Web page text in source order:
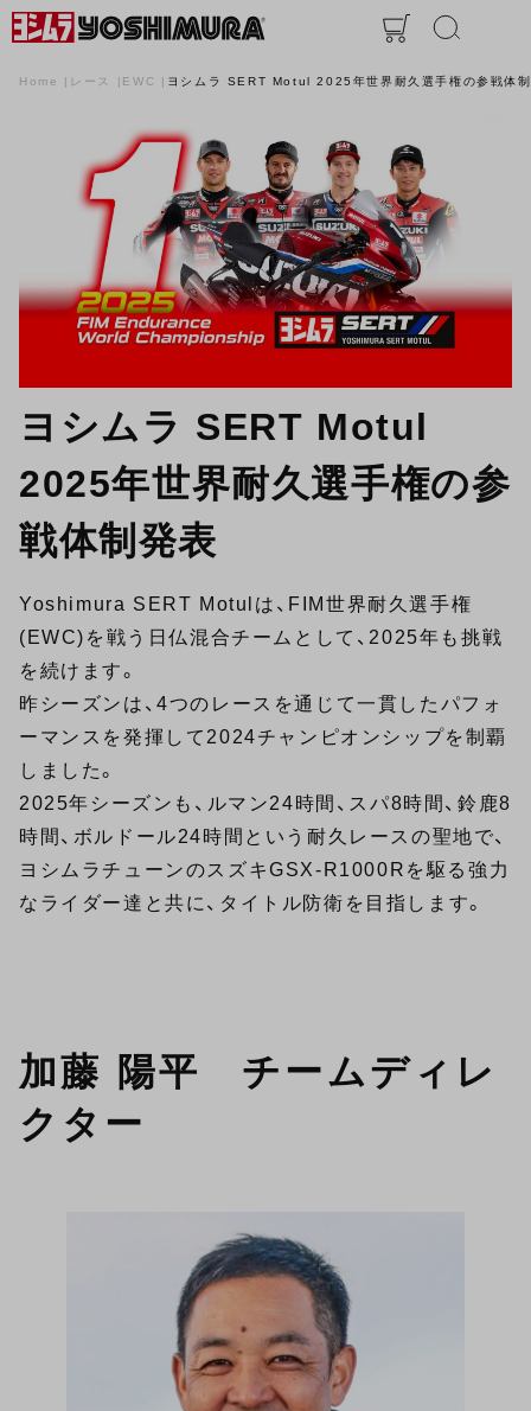
Home レース EWC ヨシムラ SERT Motul 2025年世界耐久選手権の参戦体
ヨシムラ SERT Motul
2025年世界耐久選手権の参
戦体制発表
Yoshimura SERT Motulは、FIM世界耐久選手権
(EWC)を戦う日仏混合チームとして、2025年も挑戦
を続けます。
昨シーズンは、4つのレースを通じて一貫したパフォ
ーマンスを発揮して2024チャンピオンシップを制覇
しました。
2025年シーズンも、ルマン24時間、スパ8時間、鈴鹿8
時間、ボルドール24時間という耐久レースの聖地で、
ヨシムラチューンのスズキGSX-R1000Rを駆る強力
なライダー達と共に、タイトル防衛を目指します。
加藤 陽平 チームディレ
クター